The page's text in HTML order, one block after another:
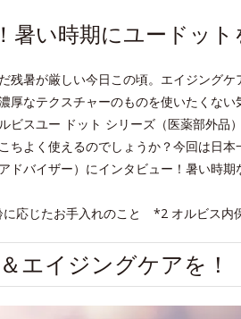
暑い時期にユードッ
残暑が厳しい今日この頃。エイジング
厚なテクスチャーのものを使いたくな
ビスユー ドット シリーズ（医薬部外品
ちよく使えるのでしょうか？今回は日
ドバイザー）にインタビュー！暑い時
応じたお手入れのこと *2 オルビス内
エイジングケアを！